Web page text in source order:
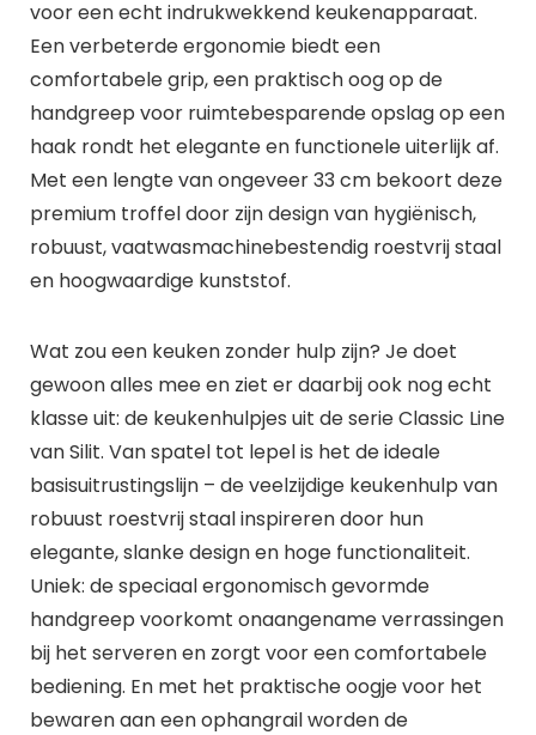
voor een echt indrukwekkend keukenapparaat.
Een verbeterde ergonomie biedt een
comfortabele grip, een praktisch oog op de
handgreep voor ruimtebesparende opslag op een
haak rondt het elegante en functionele uiterlijk af.
Met een lengte van ongeveer 33 cm bekoort deze
premium troffel door zijn design van hygiënisch,
robuust, vaatwasmachinebestendig roestvrij staal
en hoogwaardige kunststof.
Wat zou een keuken zonder hulp zijn? Je doet
gewoon alles mee en ziet er daarbij ook nog echt
klasse uit: de keukenhulpjes uit de serie Classic Line
van Silit. Van spatel tot lepel is het de ideale
basisuitrustingslijn – de veelzijdige keukenhulp van
robuust roestvrij staal inspireren door hun
elegante, slanke design en hoge functionaliteit.
Uniek: de speciaal ergonomisch gevormde
handgreep voorkomt onaangename verrassingen
bij het serveren en zorgt voor een comfortabele
bediening. En met het praktische oogje voor het
bewaren aan een ophangrail worden de